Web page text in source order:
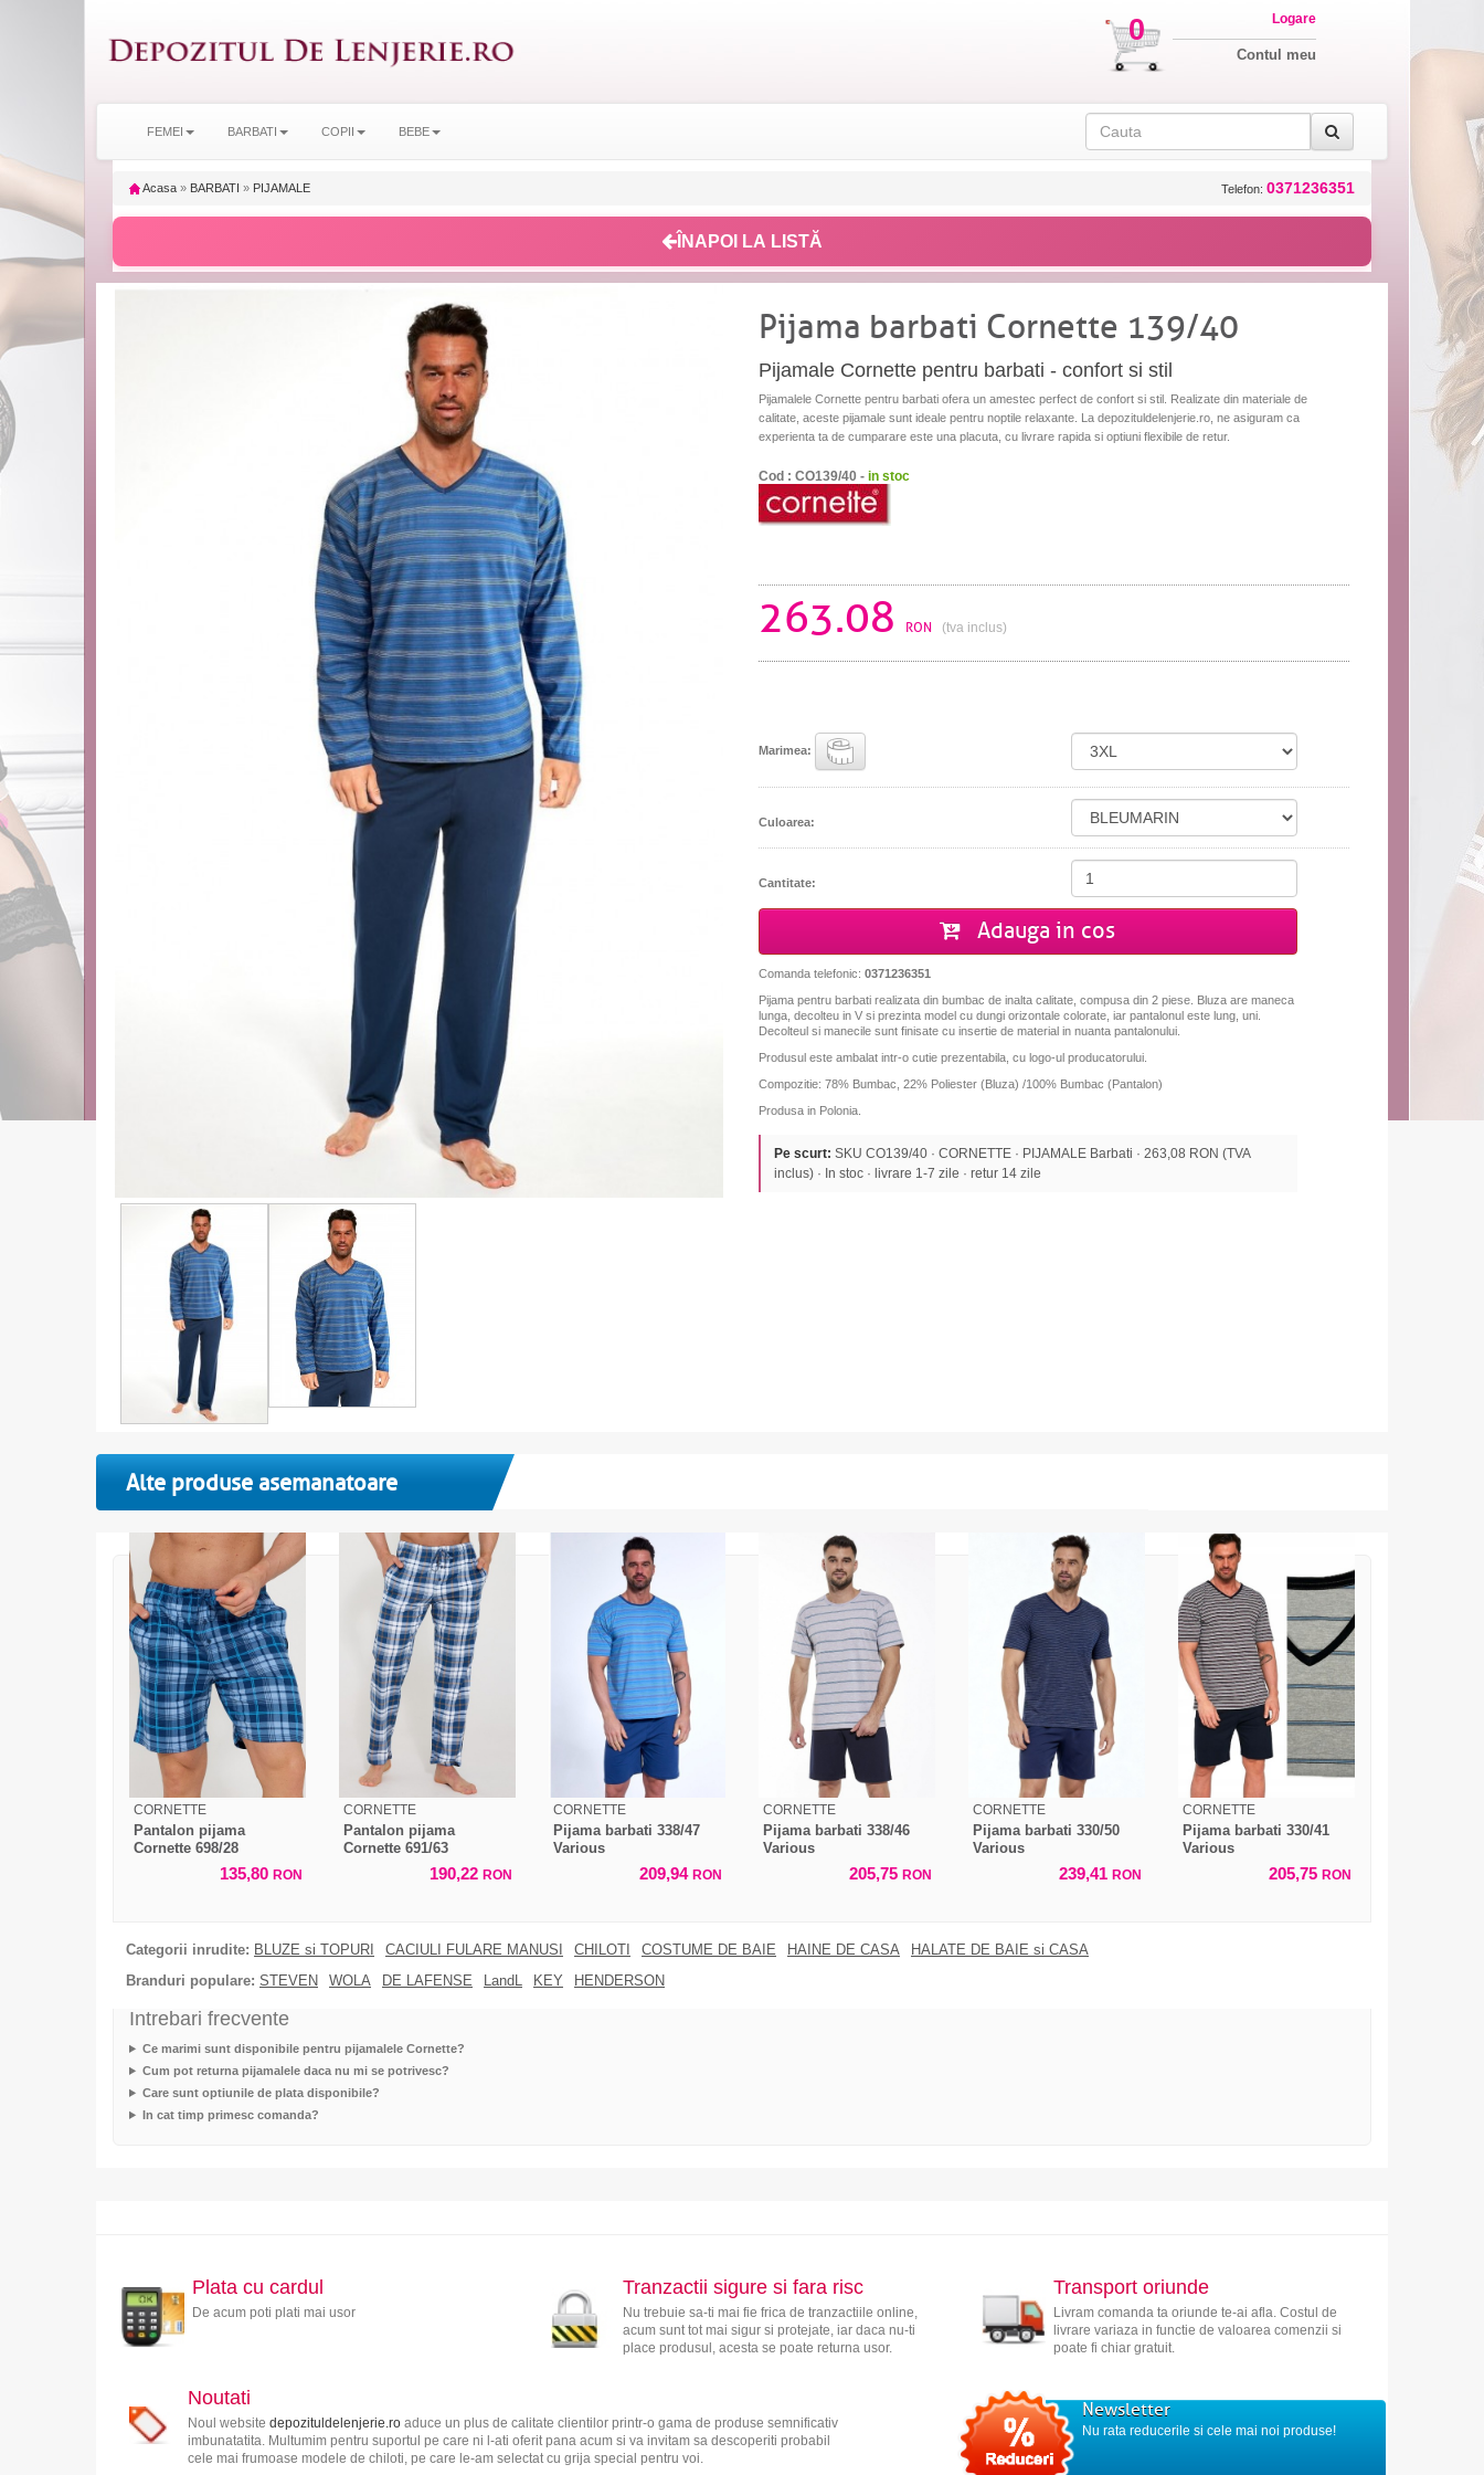
0 Logare
Contul meu
FEMEI BARBATI COPII BEBE
Acasa » BARBATI » PIJAMALE Telefon: 0371236351
ÎNAPOI LA LISTĂ
Pijama barbati Cornette 139/40
Pijamale Cornette pentru barbati - confort si stil
Pijamalele Cornette pentru barbati ofera un amestec perfect de confort si stil. Realizate din materiale de
calitate, aceste pijamale sunt ideale pentru noptile relaxante. La depozituldelenjerie.ro, ne asiguram ca
experienta ta de cumparare este una placuta, cu livrare rapida si optiuni flexibile de retur.
Cod : CO139/40 - in stoc
263.08 RON (tva inclus)
Marimea:
Culoarea:
Cantitate:
Adauga in cos
Comanda telefonic: 0371236351
Pijama pentru barbati realizata din bumbac de inalta calitate, compusa din 2 piese. Bluza are maneca
lunga, decolteu in V si prezinta model cu dungi orizontale colorate, iar pantalonul este lung, uni.
Decolteul si manecile sunt finisate cu insertie de material in nuanta pantalonului.
Produsul este ambalat intr-o cutie prezentabila, cu logo-ul producatorului.
Compozitie: 78% Bumbac, 22% Poliester (Bluza) /100% Bumbac (Pantalon)
Produsa in Polonia.
Pe scurt: SKU CO139/40 · CORNETTE · PIJAMALE Barbati · 263,08 RON (TVA
inclus) · In stoc · livrare 1-7 zile · retur 14 zile
Alte produse asemanatoare
CORNETTE
Pantalon pijama
Cornette 698/28
135,80 RON
CORNETTE
Pantalon pijama
Cornette 691/63
190,22 RON
CORNETTE
Pijama barbati 338/47
Various
209,94 RON
CORNETTE
Pijama barbati 338/46
Various
205,75 RON
CORNETTE
Pijama barbati 330/50
Various
239,41 RON
CORNETTE
Pijama barbati 330/41
Various
205,75 RON
Categorii inrudite: BLUZE si TOPURI CACIULI FULARE MANUSI CHILOTI COSTUME DE BAIE HAINE DE CASA
HALATE DE BAIE si CASA
Branduri populare: STEVEN WOLA DE LAFENSE LandL KEY HENDERSON
Intrebari frecvente
Ce marimi sunt disponibile pentru pijamalele Cornette?
Cum pot returna pijamalele daca nu mi se potrivesc?
Care sunt optiunile de plata disponibile?
In cat timp primesc comanda?
Plata cu cardul
De acum poti plati mai usor
Tranzactii sigure si fara risc
Nu trebuie sa-ti mai fie frica de tranzactiile online,
acum sunt tot mai sigur si protejate, iar daca nu-ti
place produsul, acesta se poate returna usor.
Transport oriunde
Livram comanda ta oriunde te-ai afla. Costul de
livrare variaza in functie de valoarea comenzii si
poate fi chiar gratuit.
Noutati
Noul website depozituldelenjerie.roaduce un plus de calitate clientilor printr-o gama de produse semnificativ
imbunatatita. Multumim pentru suportul pe care ni l-ati oferit pana acum si va invitam sa descoperiti probabil
cele mai frumoase modele de chiloti, pe care le-am selectat cu grija special pentru voi.
Newsletter
Nu rata reducerile si cele mai noi produse!